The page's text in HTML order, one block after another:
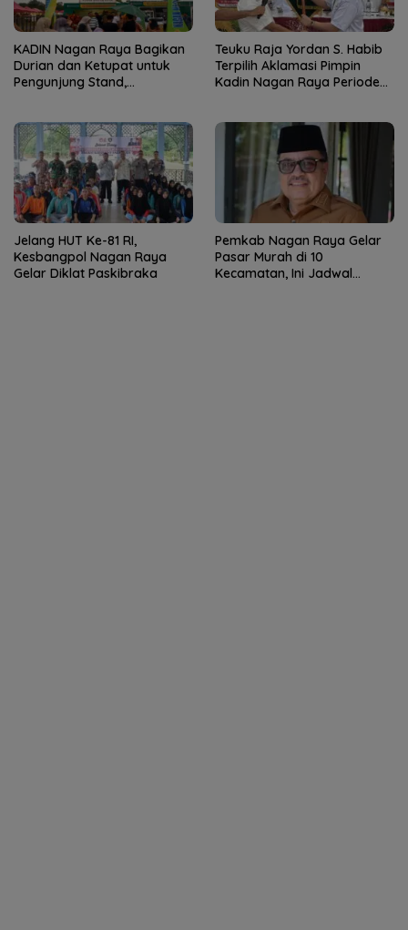
KADIN Nagan Raya Bagikan
Durian dan Ketupat untuk
Pengunjung Stand,
Teuku Raja Yordan S. Habib
Terpilih Aklamasi Pimpin
Kadin Nagan Raya Periode
Jelang HUT Ke-81 RI,
Kesbangpol Nagan Raya
Gelar Diklat Paskibraka
Pemkab Nagan Raya Gelar
Pasar Murah di 10
Kecamatan, Ini Jadwal